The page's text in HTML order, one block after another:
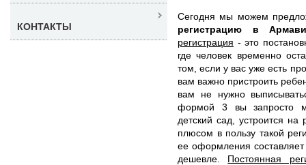
Сегодня мы можем
регистрацию в
регистрация - это
где человек временно
том, если у вас уже есть
вам важно пристроить
вам не нужно
формой 3 вы запросто
детский сад, устроится
плюсом в пользу такой
ее оформления
дешевле. Постоянная
КОНТАКТЫ